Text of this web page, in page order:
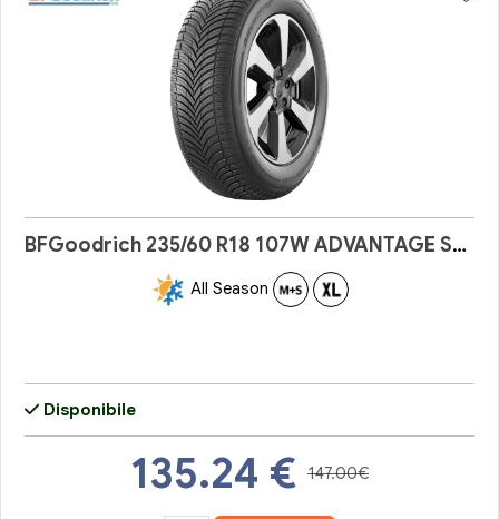
BFGoodrich 235/60 R18 107W ADVANTAGE SUV ALL-SEASON
All Season
Disponibile
135.24 € 147.00€